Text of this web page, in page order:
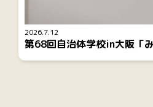
2026.7.12
第68回自治体学校in大阪「